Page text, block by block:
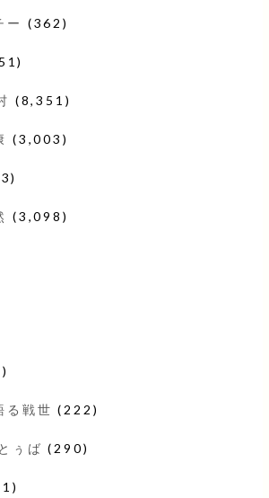
ー (362)
(8,351)
(3,003)
(3,098)
る戦世 (222)
ぅば (290)